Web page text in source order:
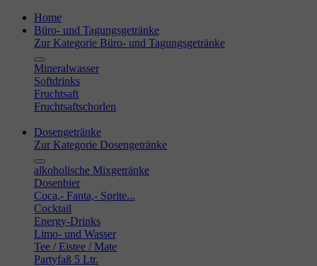
Home
Büro- und Tagungsgetränke
Zur Kategorie Büro- und Tagungsgetränke
Mineralwasser
Softdrinks
Fruchtsaft
Fruchtsaftschorlen
Dosengetränke
Zur Kategorie Dosengetränke
alkoholische Mixgetränke
Dosenbier
Coca,- Fanta,- Sprite...
Cocktail
Energy-Drinks
Limo- und Wasser
Tee / Eistee / Mate
Partyfaß 5 Ltr.